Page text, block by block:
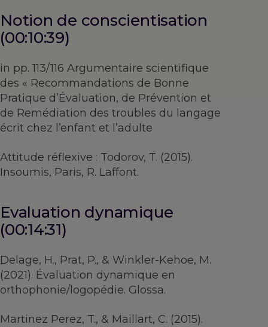
Notion de conscientisation
(00:10:39)
in pp. 113/116 Argumentaire scientifique
des « Recommandations de Bonne
Pratique d’Évaluation, de Prévention et
de Remédiation des troubles du langage
écrit chez l’enfant et l’adulte
Attitude réflexive : Todorov, T. (2015).
Insoumis, Paris, R. Laffont.
Evaluation dynamique
(00:14:31)
Delage, H., Prat, P., & Winkler-Kehoe, M.
(2021). Évaluation dynamique en
orthophonie/logopédie. Glossa.
Martinez Perez, T., & Maillart, C. (2015).